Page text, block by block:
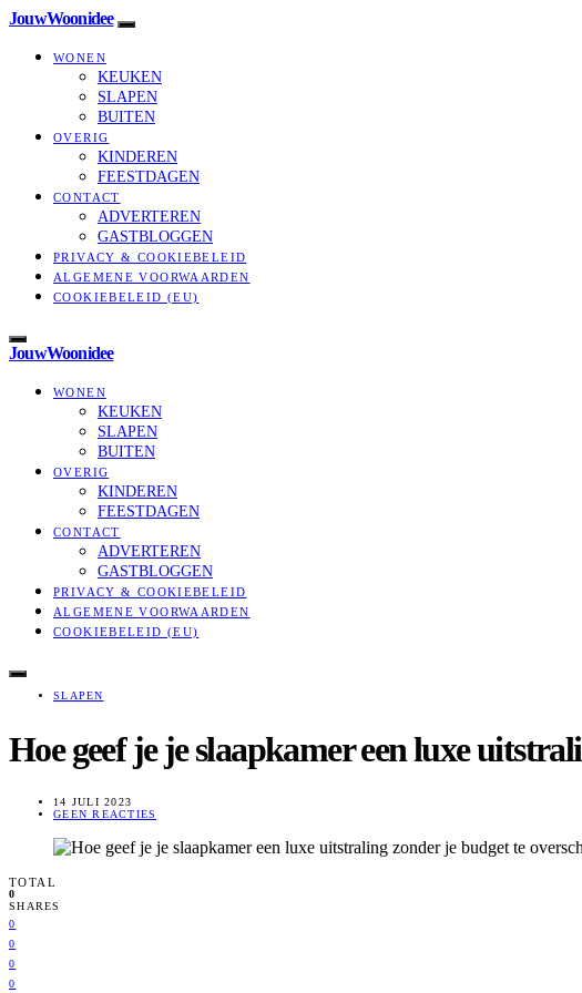
JouwWoonidee
WONEN
KEUKEN
SLAPEN
BUITEN
OVERIG
KINDEREN
FEESTDAGEN
CONTACT
ADVERTEREN
GASTBLOGGEN
PRIVACY & COOKIEBELEID
ALGEMENE VOORWAARDEN
COOKIEBELEID (EU)
JouwWoonidee
WONEN
KEUKEN
SLAPEN
BUITEN
OVERIG
KINDEREN
FEESTDAGEN
CONTACT
ADVERTEREN
GASTBLOGGEN
PRIVACY & COOKIEBELEID
ALGEMENE VOORWAARDEN
COOKIEBELEID (EU)
SLAPEN
Hoe geef je je slaapkamer een luxe
14 JULI 2023
GEEN REACTIES
TOTAL
0
SHARES
0
0
0
0